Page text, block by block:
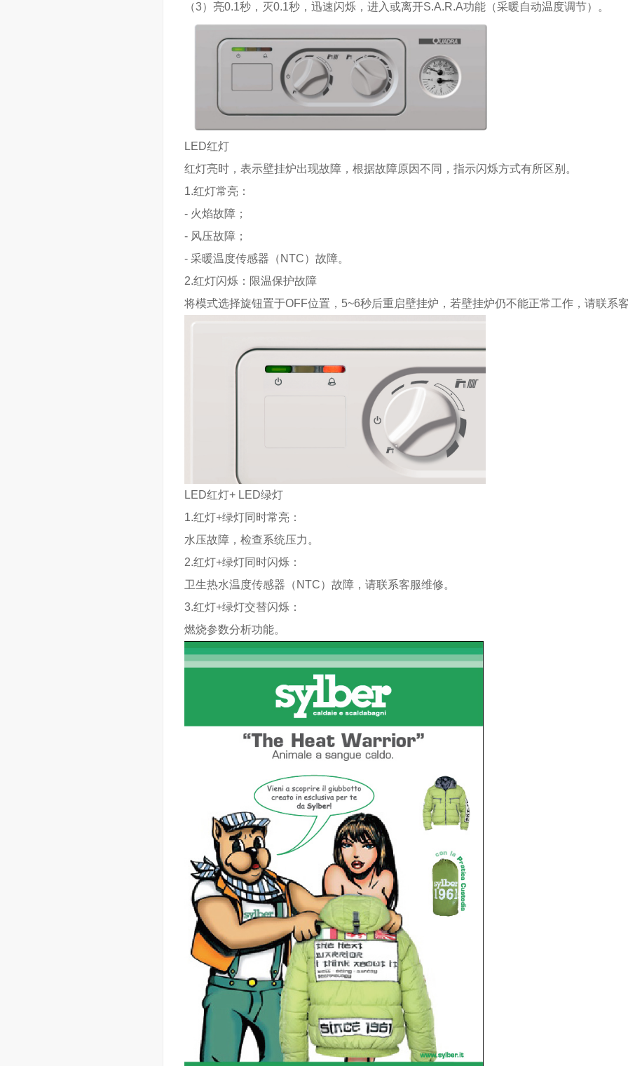
（3）亮0.1秒，灭0.1秒，迅速闪烁，进入或离开S.A.R.A功能（采暖自动温度调节）。
LED红灯
红灯亮时，表示壁挂炉出现故障，根据故障原因不同，指示闪烁方式有所区别。
1.红灯常亮：
- 火焰故障；
- 风压故障；
- 采暖温度传感器（NTC）故障。
2.红灯闪烁：限温保护故障
将模式选择旋钮置于OFF位置，5~6秒后重启壁挂炉，若壁挂炉仍不能正常工作，请联系客
LED红灯+ LED绿灯
1.红灯+绿灯同时常亮：
水压故障，检查系统压力。
2.红灯+绿灯同时闪烁：
卫生热水温度传感器（NTC）故障，请联系客服维修。
3.红灯+绿灯交替闪烁：
燃烧参数分析功能。